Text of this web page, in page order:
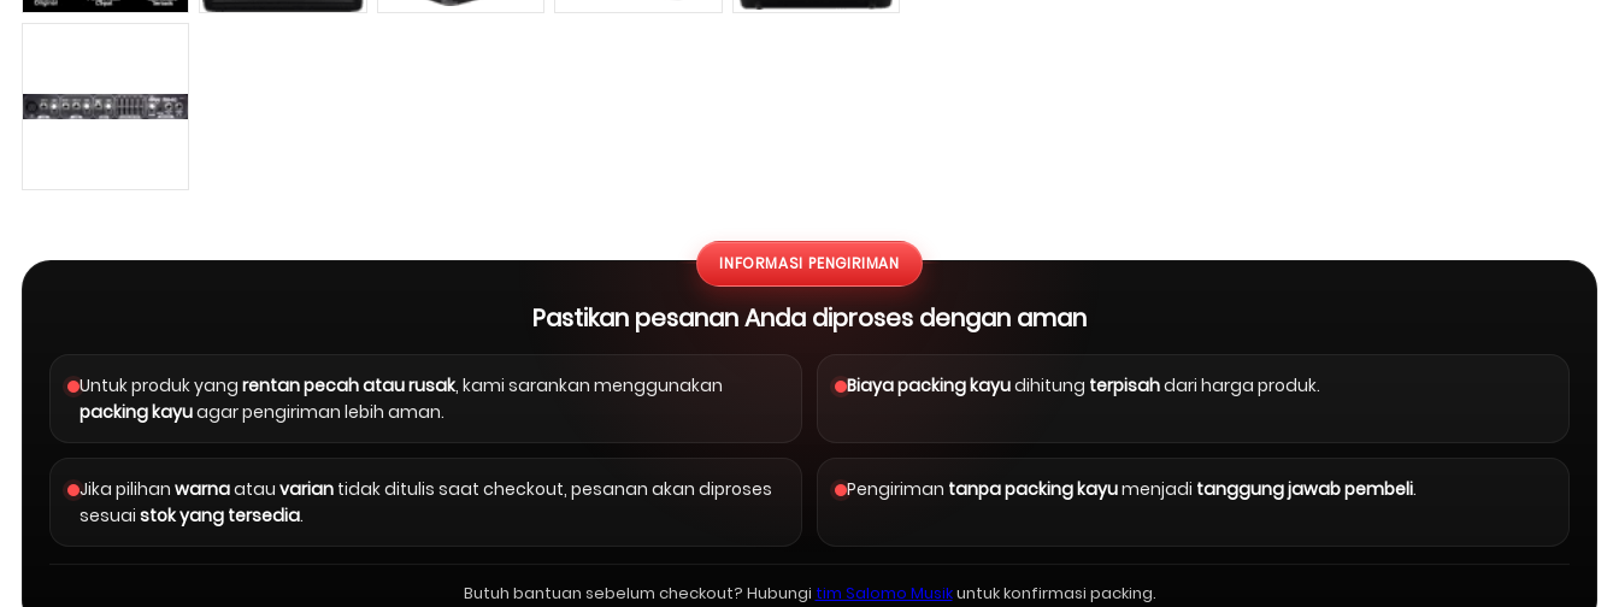
INFORMASI PENGIRIMAN
Pastikan pesanan Anda diproses dengan aman
Untuk produk yang rentan pecah atau rusak, kami sarankan menggunakan
packing kayuagar pengiriman lebih aman.
Biaya packing kayudihitung terpisahdari harga produk.
Jika pilihan warnaatau varian tidak ditulis saat checkout, pesanan akan diproses
sesuai stok yang tersedia.
Pengiriman tanpa packing kayumenjadi tanggung jawab pembeli.
Butuh bantuan sebelum checkout? Hubungi tim Salomo Musikuntuk konfirmasi packing.